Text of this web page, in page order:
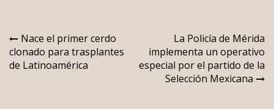
Navegación
de
Nace el primer cerdo
clonado para trasplantes
de Latinoamérica
La Policía de Mérida
implementa un operativo
especial por el partido de la
Selección Mexicana